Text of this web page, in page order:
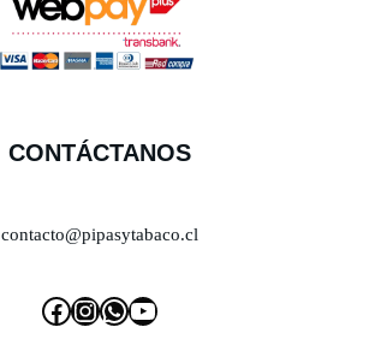
CONTÁCTANOS
contacto@pipasytabaco.cl